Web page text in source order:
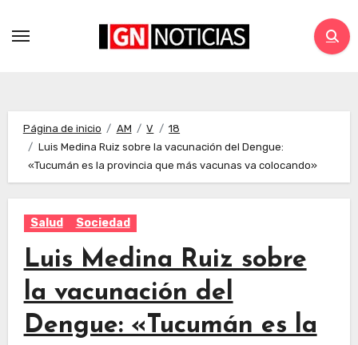
Página de inicio AM V
18
Luis Medina Ruiz sobre la vacunación del Dengue:
«Tucumán es la provincia que más vacunas va colocando»
Salud Sociedad
Luis Medina Ruiz sobre
la vacunación del
Dengue: «Tucumán es la